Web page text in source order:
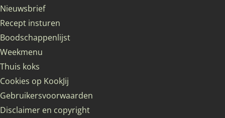
Nieuwsbrief
Recept insturen
Boodschappenlijst
Weekmenu
Thuis koks
Cookies op KookJij
Gebruikersvoorwaarden
Disclaimer en copyright